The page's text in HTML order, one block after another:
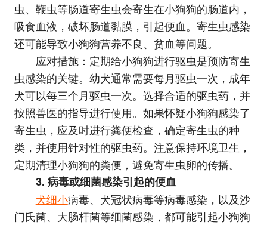
虫、鞭虫等肠道寄生虫会寄生在小狗狗的肠道内，
吸食血液，破坏肠道黏膜，引起便血。寄生虫感染
还可能导致小狗狗营养不良、贫血等问题。
应对措施：定期给小狗狗进行驱虫是预防寄生
虫感染的关键。幼犬通常需要每月驱虫一次，成年
犬可以每三个月驱虫一次。选择合适的驱虫药，并
按照兽医的指导进行使用。如果怀疑小狗狗感染了
寄生虫，应及时进行粪便检查，确定寄生虫的种
类，并使用针对性的驱虫药。注意保持环境卫生，
定期清理小狗狗的粪便，避免寄生虫卵的传播。
3. 病毒或细菌感染引起的便血
犬细小病毒、犬冠状病毒等病毒感染，以及沙
门氏菌、大肠杆菌等细菌感染，都可能引起小狗狗